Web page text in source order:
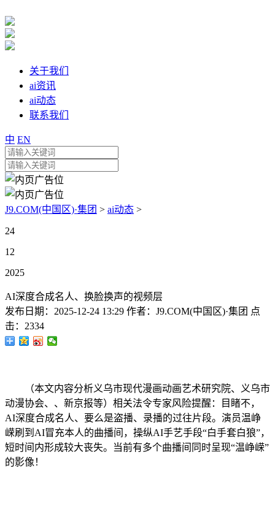
关于我们
ai资讯
ai动态
联系我们
中 EN
J9.COM(中国区)·集团 > ai动态 >
24
12
2025
AI深度合成名人、换脸换声的视频层
发布日期： 2025-12-24 13:29 作者： J9.COM(中国区)·集团 点
击： 2334
（本文内容分析义乌市现代漫画动画艺术研究院、义乌市
动漫协会、、新京报等）相关法令专家风险提醒：目睹不，
AI深度合成名人、要么是盗播、录播的过往片段。演员温峥
嵘刷到AI冒充本人的曲播间，操纵AI手艺手段“白手套白狼”，
短时间内形成较大丧失。当前有多个曲播间同时呈现“温峥嵘”
的影像！